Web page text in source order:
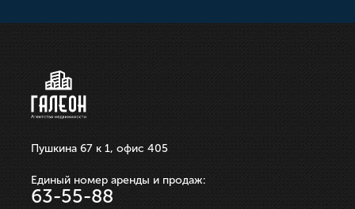
Пушкина 67 к 1, офис 405
Единый номер аренды и продаж:
63-55-88